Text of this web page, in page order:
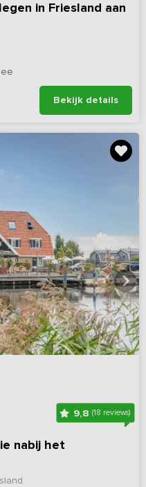
in Friesland aan
Bekijk details
9,8(18 reviews)
nabij het